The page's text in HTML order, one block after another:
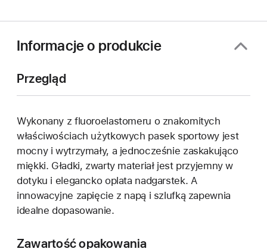
Informacje o produkcie
Przegląd
Wykonany z fluoroelastomeru o znakomitych
właściwościach użytkowych pasek sportowy jest
mocny i wytrzymały, a jednocześnie zaskakująco
miękki. Gładki, zwarty materiał jest przyjemny w
dotyku i elegancko oplata nadgarstek. A
innowacyjne zapięcie z napą i szlufką zapewnia
idealne dopasowanie.
Zawartość opakowania